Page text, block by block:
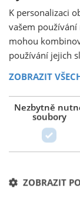
K personalizaci
vašem
mohou
používání jejich
ZOBRAZIT
Nezbytně
soubory
ZOBRAZIT